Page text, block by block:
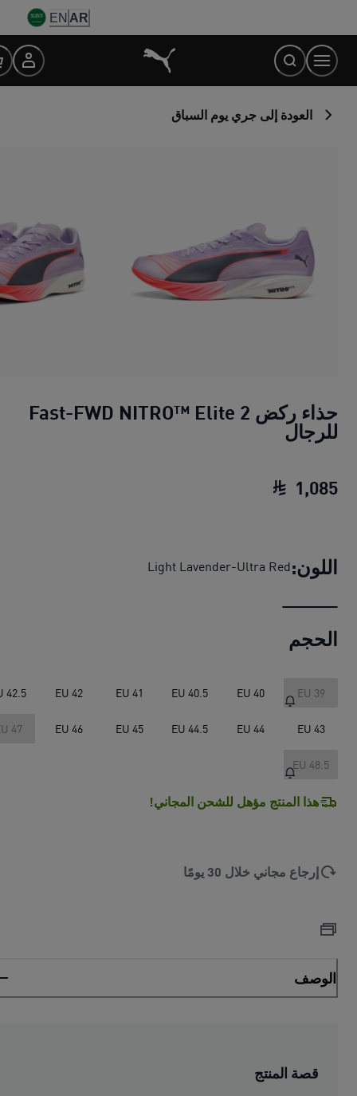
Content
AR
EN
العودة إلى جري يوم السباق
حذاء ركض Fast-FWD NITRO™ Elite 2
للرجال
1 085
اللون:Light Lavender-Ultra Red
الحجم
EU 39
EU 40
EU 40.5
EU 41
EU 42
42.5
EU 43
EU 44
EU 44.5
EU 45
EU 46
47
EU 48.5
هذا المنتج مؤهل للشحن المجاني!
إرجاع مجاني خلال 30 يومًا
الوصف
قصة المنتج